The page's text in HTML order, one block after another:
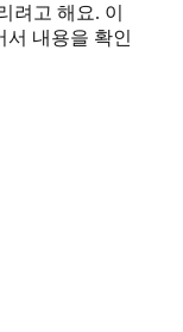
려고 해요. 이
서 내용을 확인